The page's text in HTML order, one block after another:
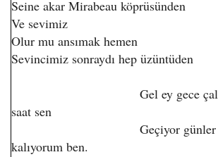
Seine akar Mirabeau köprüsünden
Ve sevimiz
Olur mu ansımak hemen
Sevincimiz sonraydı hep üzüntüden
Gel ey gece çal
saat sen
Geçiyor günler
kalıyorum ben.